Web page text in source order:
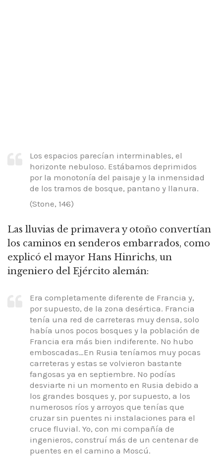
Los espacios parecían interminables, el
horizonte nebuloso. Estábamos deprimidos
por la monotonía del paisaje y la inmensidad
de los tramos de bosque, pantano y llanura.
(Stone, 146)
Las lluvias de primavera y otoño convertían
los caminos en senderos embarrados, como
explicó el mayor Hans Hinrichs, un
ingeniero del Ejército alemán:
Era completamente diferente de Francia y,
por supuesto, de la zona desértica. Francia
tenía una red de carreteras muy densa, solo
había unos pocos bosques y la población de
Francia era más bien indiferente. No hubo
emboscadas…En Rusia teníamos muy pocas
carreteras y estas se volvieron bastante
fangosas ya en septiembre. No podías
desviarte ni un momento en Rusia debido a
los grandes bosques y, por supuesto, a los
numerosos ríos y arroyos que tenías que
cruzar sin puentes ni instalaciones para el
cruce fluvial. Yo, con mi compañía de
ingenieros, construí más de un centenar de
puentes en el camino a Moscú.